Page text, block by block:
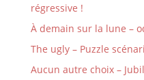
régressive !
À demain sur la lune –
The ugly – Puzzle
Aucun autre choix –